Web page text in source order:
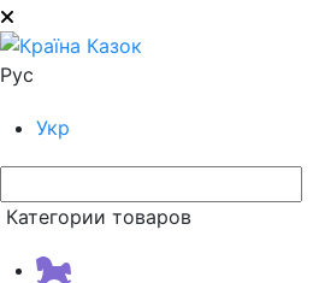
Рус
Укр
Категории товаров